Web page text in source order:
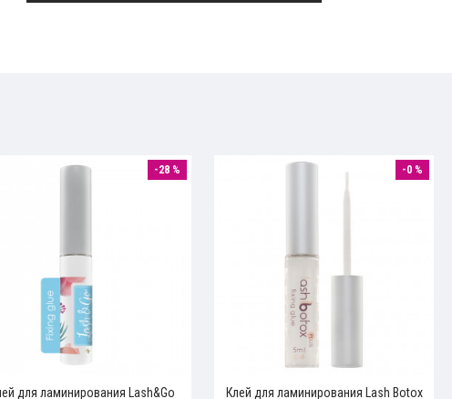
-28 %
для ламинирования Lash&Go
-0 %
Клей для ламинирования Lash Botox